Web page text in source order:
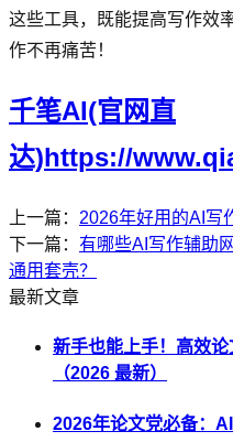
这些工具，既能提高写作效
作不再痛苦！
千笔AI(官网直
达)https://
上一篇： 2026年好用的AI写
下一篇： 有哪些AI写作辅助
通用套壳？
最新文章
新手也能上手！高效
（2026 最新）
2026年论文党必备：